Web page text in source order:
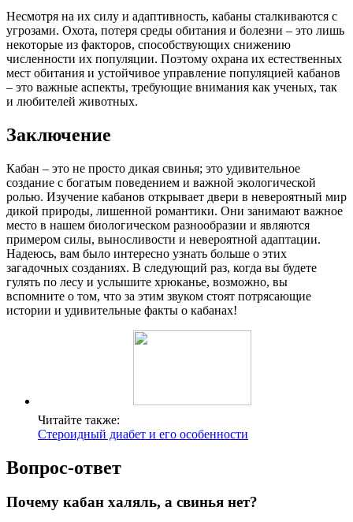
Несмотря на их силу и адаптивность, кабаны сталкиваются с
угрозами. Охота, потеря среды обитания и болезни – это лишь
некоторые из факторов, способствующих снижению
численности их популяции. Поэтому охрана их естественных
мест обитания и устойчивое управление популяцией кабанов
– это важные аспекты, требующие внимания как ученых, так
и любителей животных.
Заключение
Кабан – это не просто дикая свинья; это удивительное
создание с богатым поведением и важной экологической
ролью. Изучение кабанов открывает двери в невероятный мир
дикой природы, лишенной романтики. Они занимают важное
место в нашем биологическом разнообразии и являются
примером силы, выносливости и невероятной адаптации.
Надеюсь, вам было интересно узнать больше о этих
загадочных созданиях. В следующий раз, когда вы будете
гулять по лесу и услышите хрюканье, возможно, вы
вспомните о том, что за этим звуком стоят потрясающие
истории и удивительные факты о кабанах!
Читайте также:
Стероидный диабет и его особенности
Вопрос-ответ
Почему кабан халяль, а свинья нет?